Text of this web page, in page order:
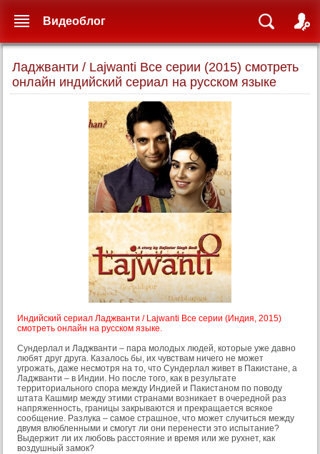
Ладжванти / Lajwanti Все серии (2015) смотреть
онлайн индийский сериал на русском языке
Индийский сериал Ладжванти / Lajwanti Все серии (Индия, 2015)
смотреть онлайн на русском языке.
Сундерлал и Ладжванти – пара молодых людей, которые уже давно
любят друг друга. Казалось бы, их чувствам ничего не может
угрожать, даже несмотря на то, что Сундерлал живет в Пакистане, а
Ладжванти – в Индии. Но после того, как в результате
территориального спора между Индией и Пакистаном по поводу
штата Кашмир между этими странами возникает в очередной раз
напряженность, границы закрываются и прекращается всякое
сообщение. Разлука – самое страшное, что может случиться между
двумя влюбленными и смогут ли они перенести это испытание?
Выдержит ли их любовь расстояние и время или же рухнет, как
воздушный замок?
Видеоблог